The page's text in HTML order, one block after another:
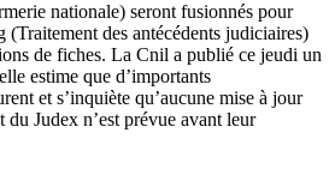
nationale) seront fusionnés pour
(Traitement des antécédents judiciaires)
de fiches. La Cnil a publié ce jeudi un
estime que d’importants
et s’inquiète qu’aucune mise à jour
du Judex n’est prévue avant leur